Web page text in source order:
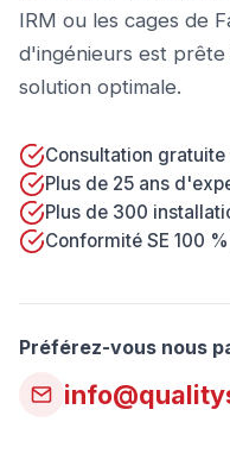
IRM ou les cages de
d'ingénieurs est prête
solution optimale.
Consultation
Plus de 25 ans
Plus de 300
Conformité SE 100
Préférez-vous nous